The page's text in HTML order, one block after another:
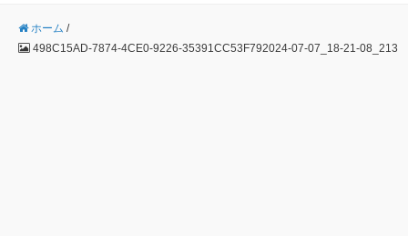
ホーム /
498C15AD-7874-4CE0-9226-35391CC53F792024-07-07_18-21-08_213